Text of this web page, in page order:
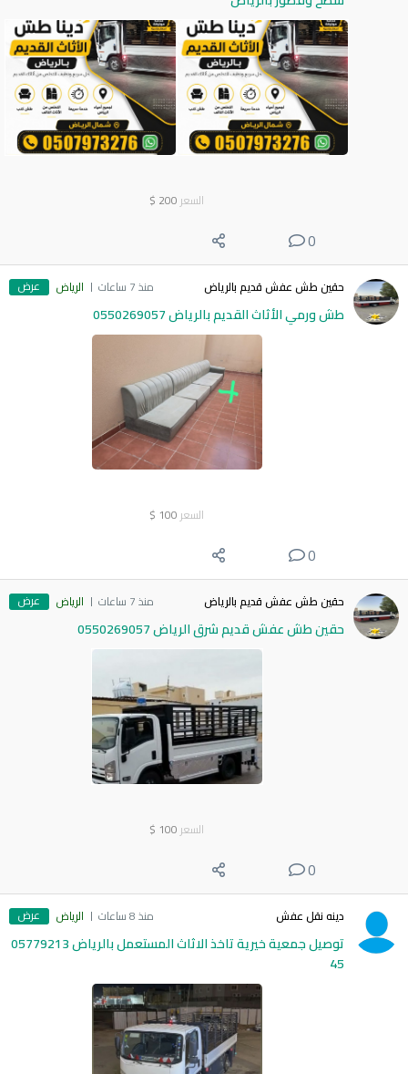
السعر 200
$
0
حقين طش عفش قديم بالرياض منذ 7 ساعات الرياض عرض
طش ورمي الأثاث القديم بالرياض 0550269057
السعر 100
$
0
حقين طش عفش قديم بالرياض منذ 7 ساعات الرياض عرض
حقين طش عفش قديم شرق الرياض 0550269057
السعر 100
$
0
دينه نقل عفش منذ 8 ساعات الرياض عرض
توصيل جمعية خيرية تاخذ الاثاث المستعمل بالرياض 05779213
45